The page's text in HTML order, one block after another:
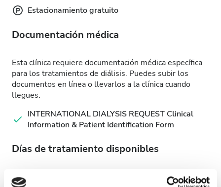
Estacionamiento gratuito
Documentación médica
Esta clínica requiere documentación médica específica
para los tratamientos de diálisis. Puedes subir los
documentos en línea o llevarlos a la clínica cuando
llegues.
INTERNATIONAL DIALYSIS REQUEST Clinical
Information & Patient Identification Form
Días de tratamiento disponibles